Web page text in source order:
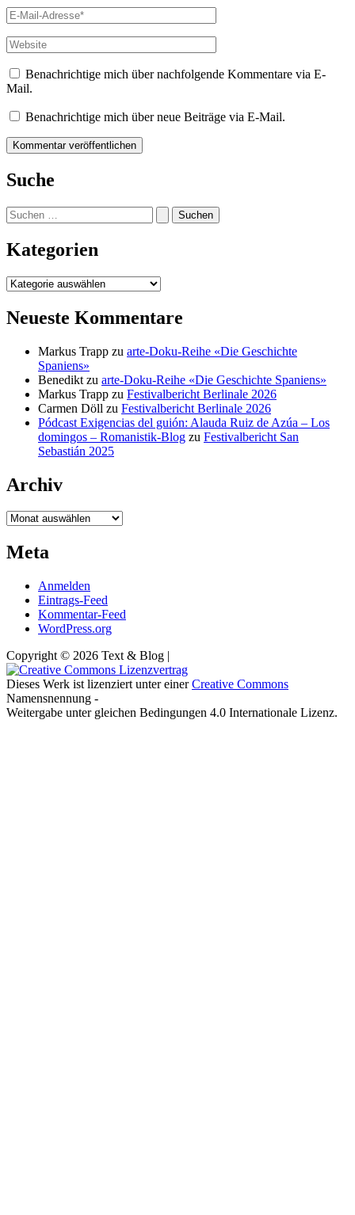
E-
Mail-
Adresse*
Website
Benachrichtige mich über nachfolgende Kommentare via E-
Mail.
Benachrichtige mich über neue Beiträge via E-Mail.
Suche
Suchen
nach:
Kategorien
Kategorien
Neueste Kommentare
Markus Trapp zu arte-Doku-Reihe «Die Geschichte
Spaniens»
Benedikt zu arte-Doku-Reihe «Die Geschichte Spaniens»
Markus Trapp zu Festivalbericht Berlinale 2026
Carmen Döll zu Festivalbericht Berlinale 2026
Pódcast Exigencias del guión: Alauda Ruiz de Azúa – Los
domingos – Romanistik-Blog zu Festivalbericht San
Sebastián 2025
Archiv
Archiv
Meta
Anmelden
Eintrags-Feed
Kommentar-Feed
WordPress.org
Copyright © 2026 Text & Blog |
Dieses Werk ist lizenziert unter einerCreative Commons
Namensnennung -
Weitergabe unter gleichen Bedingungen 4.0 Internationale Lizenz.